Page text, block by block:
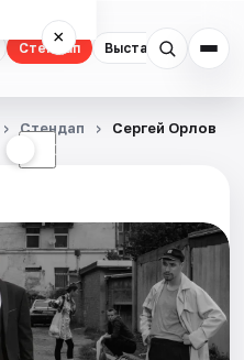
Стендап Выставки
×
☾
Стендап Сергей Орлов